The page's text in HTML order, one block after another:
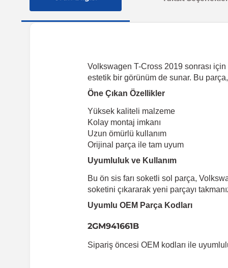
Volkswagen T-Cross 2019 sonrası için
estetik bir görünüm de sunar. Bu
Öne Çıkan Özellikler
Yüksek kaliteli malzeme
Kolay montaj imkanı
Uzun ömürlü kullanım
Orijinal parça ile tam uyum
Uyumluluk ve Kullanım
Bu ön sis farı soketli sol parça,
soketini çıkararak yeni parçayı
Uyumlu OEM Parça Kodları
2GM941661B
Sipariş öncesi OEM kodları ile